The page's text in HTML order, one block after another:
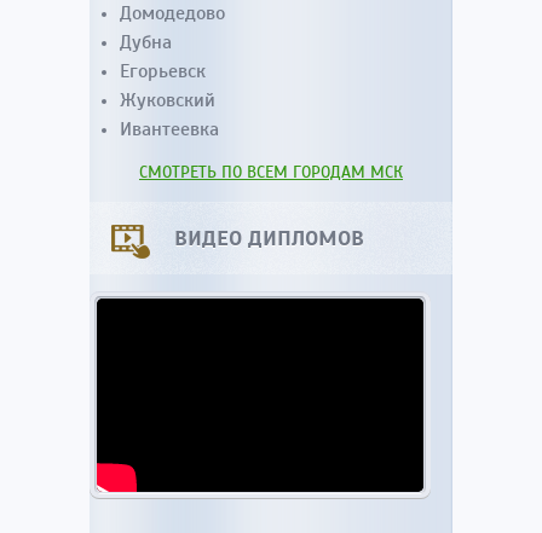
Домодедово
Дубна
Егорьевск
Жуковский
Ивантеевка
СМОТРЕТЬ ПО ВСЕМ ГОРОДАМ МСК
ВИДЕО ДИПЛОМОВ